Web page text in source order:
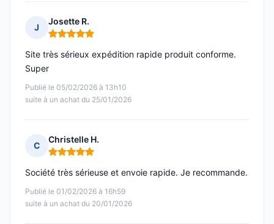
J
Josette R.
Note : 5 sur 5
Publié le 05/02/2026 à 13h10
suite à un achat du 25/01/2026
Site très sérieux expédition rapide produit conforme.
Super
C
Christelle H.
Note : 5 sur 5
Publié le 01/02/2026 à 16h59
suite à un achat du 20/01/2026
Société très sérieuse et envoie rapide. Je recommande.